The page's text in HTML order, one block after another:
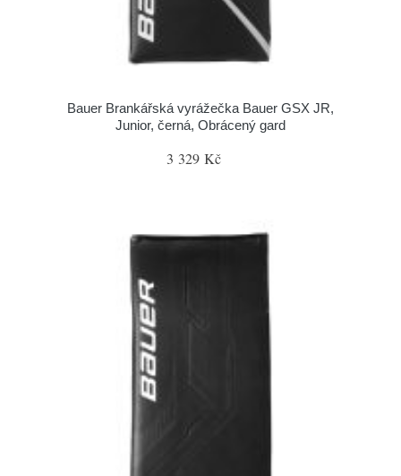
Bauer Brankářská vyrážečka Bauer GSX JR,
Junior, černá, Obrácený gard
3 329 Kč